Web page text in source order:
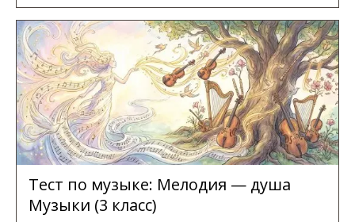
Тест по музыке: Мелодия — душа
Музыки (3 класс)